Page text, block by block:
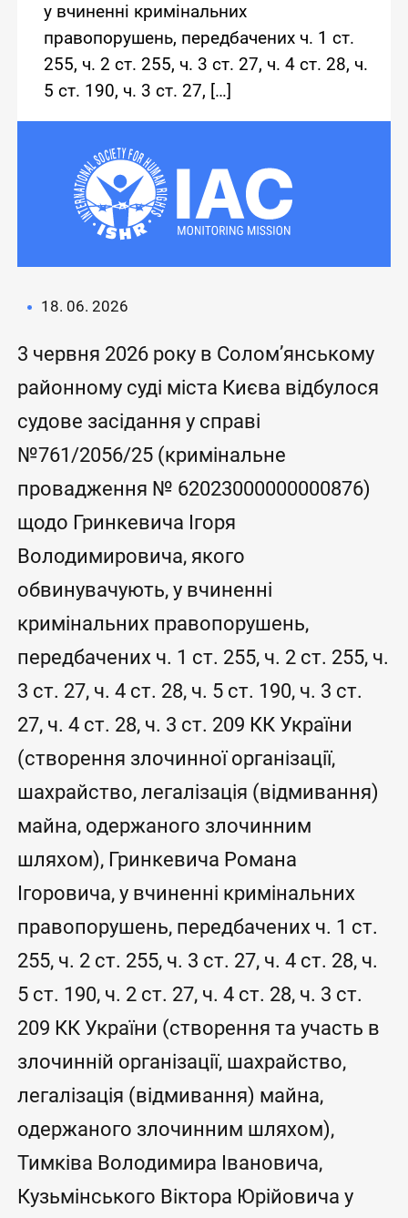
у вчиненні кримінальних
правопорушень, передбачених ч. 1 ст.
255, ч. 2 ст. 255, ч. 3 ст. 27, ч. 4 ст. 28, ч.
5 ст. 190, ч. 3 ст. 27, […]
18. 06. 2026
3 червня 2026 року в Солом’янському
районному суді міста Києва відбулося
судове засідання у справі
№761/2056/25 (кримінальне
провадження № 62023000000000876)
щодо Гринкевича Ігоря
Володимировича, якого
обвинувачують, у вчиненні
кримінальних правопорушень,
передбачених ч. 1 ст. 255, ч. 2 ст. 255, ч.
3 ст. 27, ч. 4 ст. 28, ч. 5 ст. 190, ч. 3 ст.
27, ч. 4 ст. 28, ч. 3 ст. 209 КК України
(створення злочинної організації,
шахрайство, легалізація (відмивання)
майна, одержаного злочинним
шляхом), Гринкевича Романа
Ігоровича, у вчиненні кримінальних
правопорушень, передбачених ч. 1 ст.
255, ч. 2 ст. 255, ч. 3 ст. 27, ч. 4 ст. 28, ч.
5 ст. 190, ч. 2 ст. 27, ч. 4 ст. 28, ч. 3 ст.
209 КК України (створення та участь в
злочинній організації, шахрайство,
легалізація (відмивання) майна,
одержаного злочинним шляхом),
Тимківа Володимира Івановича,
Кузьмінського Віктора Юрійовича у